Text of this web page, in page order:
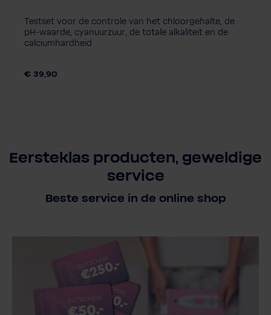
Testset voor de controle van het chloorgehalte, de
pH-waarde, cyanuurzuur, de totale alkaliteit en de
calciumhardheid
€ 39,90
Eersteklas producten, geweldige
service
Beste service in de online shop